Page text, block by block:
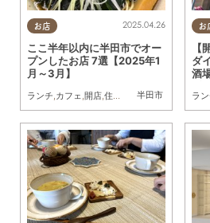
お店
半田市
2025.04.26
ここ半年以内に半田市でオー
プンしたお店 7選【2025年1
月～3月】
ランチ,カフェ,開店,住まい 専門店,まとめ記事
お
【
ダ
酒
ラ